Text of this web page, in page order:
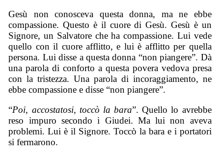
Gesù non conosceva questa donna, ma ne ebbe
compassione. Questo è il cuore di Gesù. Gesù è un
Signore, un Salvatore che ha compassione. Lui vede
quello con il cuore afflitto, e lui è afflitto per quella
persona. Lui disse a questa donna “non piangere”. Dà
una parola di conforto a questa povera vedova presa
con la tristezza. Una parola di incoraggiamento, ne
ebbe compassione e disse “non piangere”.
“Poi, accostatosi, toccò la bara”. Quello lo avrebbe
reso impuro secondo i Giudei. Ma lui non aveva
problemi. Lui è il Signore. Toccò la bara e i portatori
si fermarono.